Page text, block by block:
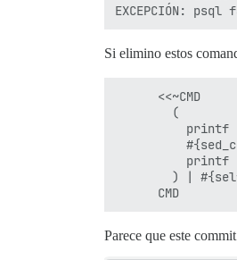
Si elimino estos
      <<~CMD
        (
printf
printf
) |
Parece que este